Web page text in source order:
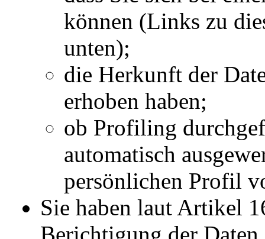
können (Links zu
unten);
die Herkunft der
erhoben haben;
ob Profiling
automatisch
persönlichen Profil
Sie haben laut Artikel
Berichtigung der